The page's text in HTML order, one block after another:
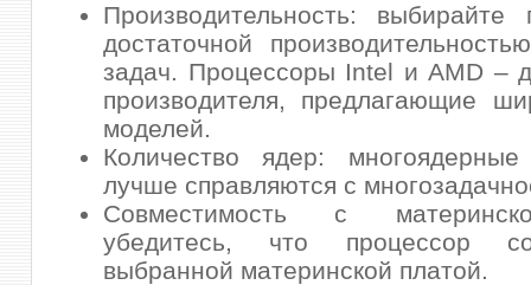
Производительность: выбирайте
достаточной
задач. Процессоры Intel и AMD –
производителя, предлагающие
моделей.
Количество ядер:
лучше справляются с
Совместимость с
убедитесь, что процессор
выбранной материнской платой.